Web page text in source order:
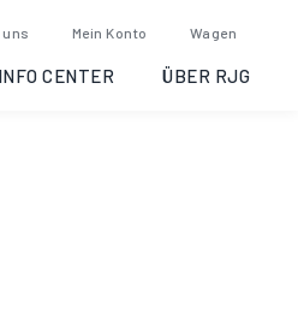
Mein Konto Wagen
INFO CENTER ÜBER RJG